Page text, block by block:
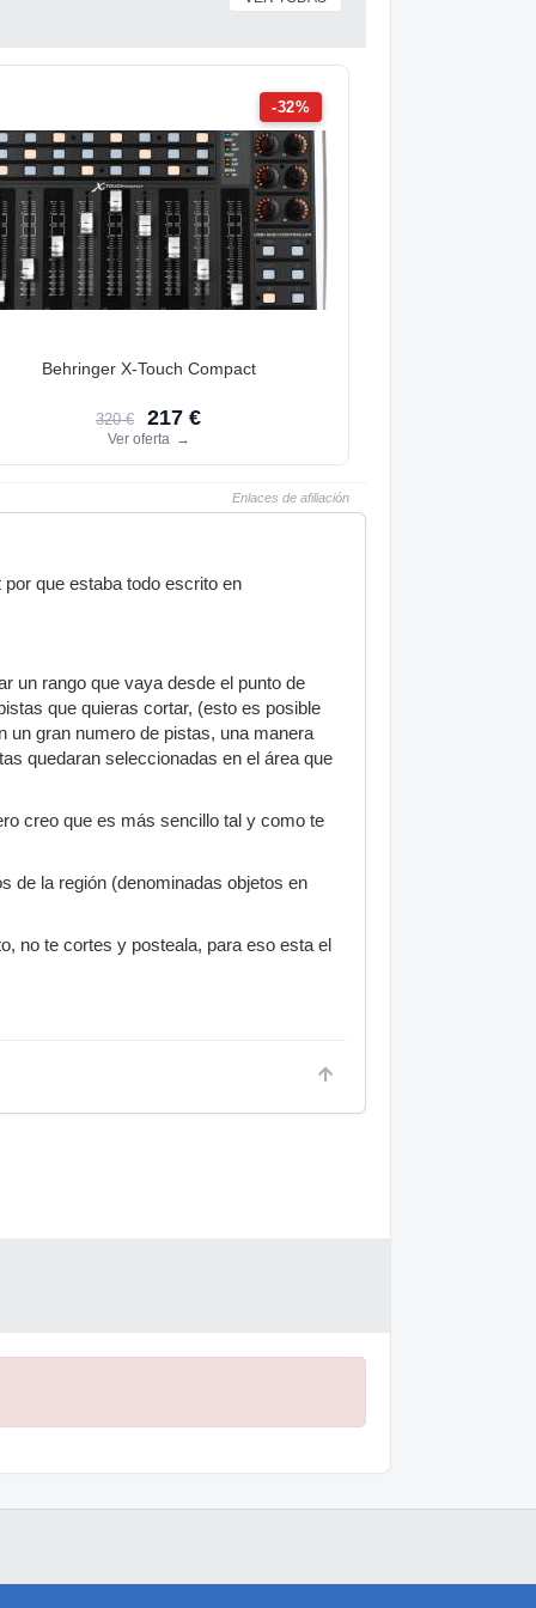
-32%
Behringer X-Touch Compact
320 € 217 €
Ver oferta →
Enlaces de afiliación
que estaba todo escrito en
un rango que vaya desde el punto de
que quieras cortar, (esto es posible
un gran numero de pistas, una manera
quedaran seleccionadas en el área que
creo que es más sencillo tal y como te
de la región (denominadas objetos en
no te cortes y posteala, para eso esta el